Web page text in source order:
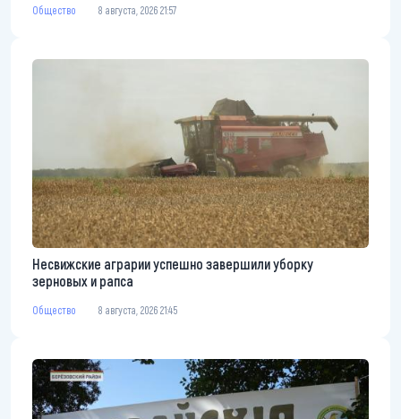
Общество 8 августа, 2026 21:57
Несвижские аграрии успешно завершили уборку
зерновых и рапса
Общество 8 августа, 2026 21:45